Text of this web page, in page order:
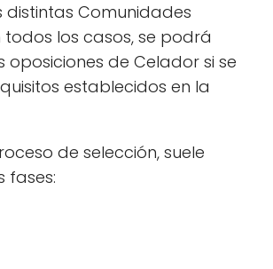
distintas Comunidades
todos los casos, se podrá
oposiciones de Celador si se
establecidos en la
de selección, suele
fases: